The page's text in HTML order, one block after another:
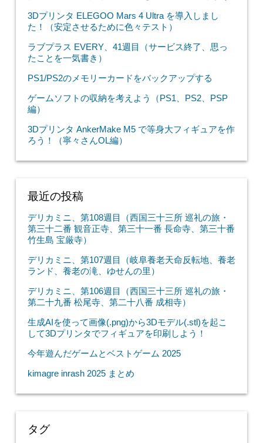
3Dプリンタ ELEGOO Mars 4 Ultra を導入しまし
た！（安定させるために色々テスト）
ラブプラス EVERY、41週目（サービス終了、思っ
たことを一気書き）
PS1/PS2のメモリーカードをバックアップする
ゲームソフトの収納を考えよう（PS1、PS2、PSP
編）
3Dプリンタ AnkerMake M5 で等身大フィギュアを作
ろう！（寧々さんOL編）
最近の投稿
デリカミニ、第108週目（西国三十三所 巡礼の旅・
第三十二番 観音正寺、第三十一番 長命寺、第三十番
竹生島 宝厳寺）
デリカミニ、第107週目（岐阜養老天命反転地、養老
ランド、養老の滝、ゆせんの里）
デリカミニ、第106週目（西国三十三所 巡礼の旅・
第二十九番 松尾寺、第二十八番 成相寺）
生成AIを使って画像(.png)から3Dモデル(.stl)を起こ
して3Dプリンタでフィギュアを印刷しよう！
今年遊んだゲームとベストゲーム 2025
kimagre inrash 2025 まとめ
タグ